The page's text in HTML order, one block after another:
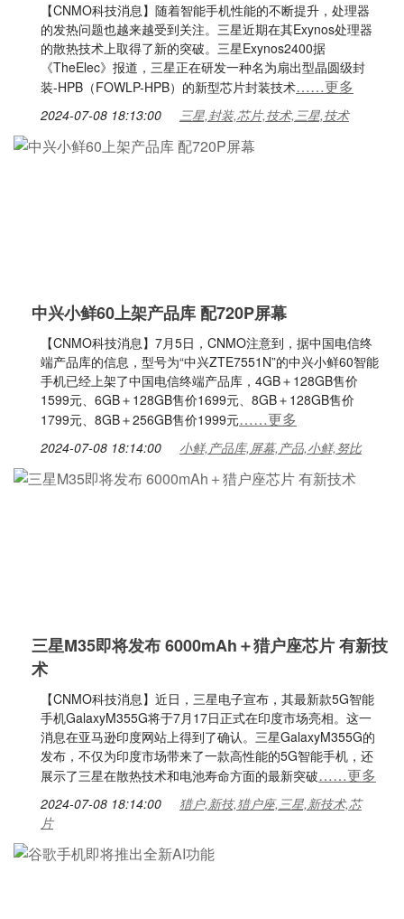
【CNMO科技消息】随着智能手机性能的不断提升，处理器
的发热问题也越来越受到关注。三星近期在其Exynos处理器
的散热技术上取得了新的突破。三星Exynos2400据
《TheElec》报道，三星正在研发一种名为扇出型晶圆级封
装-HPB（FOWLP-HPB）的新型芯片封装技术……更多
2024-07-08 18:13:00 三星,封装,芯片,技术,三星,技术
中兴小鲜60上架产品库 配720P屏幕
【CNMO科技消息】7月5日，CNMO注意到，据中国电信终
端产品库的信息，型号为“中兴ZTE7551N”的中兴小鲜60智能
手机已经上架了中国电信终端产品库，4GB＋128GB售价
1599元、6GB＋128GB售价1699元、8GB＋128GB售价
1799元、8GB＋256GB售价1999元……更多
2024-07-08 18:14:00 小鲜,产品库,屏幕,产品,小鲜,努比
三星M35即将发布 6000mAh＋猎户座芯片 有新技
术
【CNMO科技消息】近日，三星电子宣布，其最新款5G智能
手机GalaxyM355G将于7月17日正式在印度市场亮相。这一
消息在亚马逊印度网站上得到了确认。三星GalaxyM355G的
发布，不仅为印度市场带来了一款高性能的5G智能手机，还
展示了三星在散热技术和电池寿命方面的最新突破……更多
2024-07-08 18:14:00
猎户,新技,猎户座,三星,新技术,芯
片